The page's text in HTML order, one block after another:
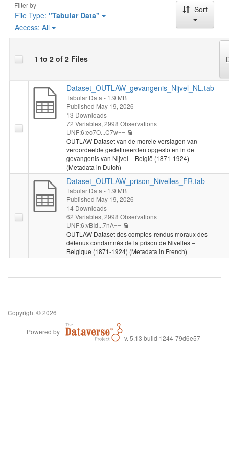
De resultaten werden mede mogelijk gemaakt door de
vrijwilligers van het Rijksarchief te Gent, Erfgoedcel Dijk92,
Erfgoedcel Noorderkempen en het Gevangenismuseum
Merksplas. (2026-05-17)
Filter by
File Type: "Tabular Data"
Access: All
Sort
1 to 2 of 2 Files
Dataset_OUTLAW_gevangenis_Nijvel_NL.tab
Tabular Data - 1.9 MB
Published May 19, 2026
13 Downloads
72 Variables, 2998 Observations
UNF:6:ec7O...C7w==
OUTLAW Dataset van de morele verslagen van
veroordeelde gedetineerden opgesloten in de
gevangenis van Nijvel – België (1871-1924)
(Metadata in Dutch)
Dataset_OUTLAW_prison_Nivelles_FR.tab
Tabular Data - 1.9 MB
Published May 19, 2026
14 Downloads
62 Variables, 2998 Observations
UNF:6:vBId...7nA==
OUTLAW Dataset des comptes-rendus moraux des
détenus condamnés de la prison de Nivelles –
Belgique (1871-1924) (Metadata in French)
Copyright © 2026
Powered by
v. 5.13 build 1244-79d6e57